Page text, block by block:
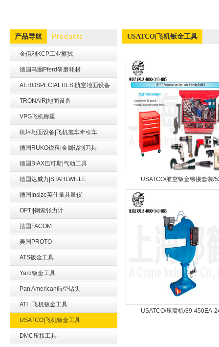
产品导航 Products
金佰利KCP工业擦拭
德国马圈Pferd研磨耗材
AEROSPECIALTIES|航空地面设备
TRONAIR|地面设备
VPG飞机称重
机坪地面设备|飞机拖车牵引车
德国RUKO锐科|金属钻削刀具
德国BIAX巴可斯|气动工具
德国达威力|STAHLWILLE
德国Insize英仕量具量仪
OPTI|钢索张力计
法国FACOM
美国PROTO
ATS钣金工具
Yard钣金工具
Pan American航空钻头
ATI | 飞机钣金工具
USATCO|飞机钣金工具
DMC压接工具
USATCO|飞机钣金工具
USATCO/航空钣金铆接套装/
USATCO/压窝机/39-450EA-